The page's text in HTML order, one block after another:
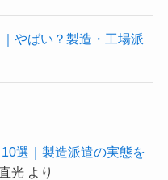
やばい？製造・工場派
選｜製造派遣の実態を
光より